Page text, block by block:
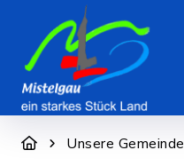
Unsere Gemeinde